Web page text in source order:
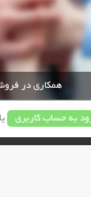
همکاری در
به حساب کاربری